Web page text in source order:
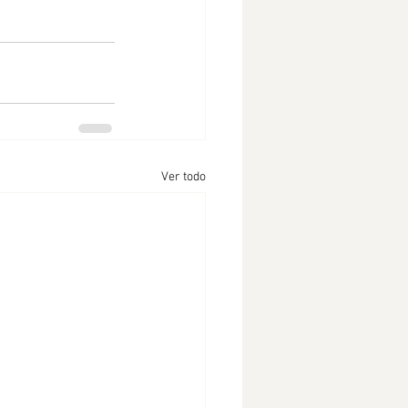
Ver todo